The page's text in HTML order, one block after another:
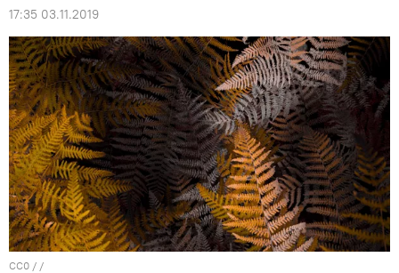
17:35 03.11.2019
CC0 / /